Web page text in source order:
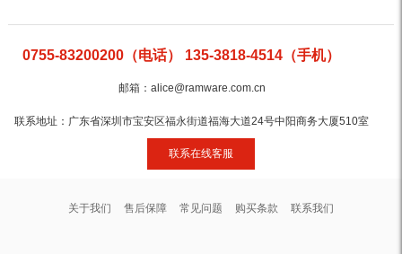
0755-83200200（电话） 135-3818-4514（手机）
邮箱：alice@ramware.com.cn
联系地址：广东省深圳市宝安区福永街道福海大道24号中阳商务大厦510室
联系在线客服
关于我们 售后保障 常见问题 购买条款 联系我们